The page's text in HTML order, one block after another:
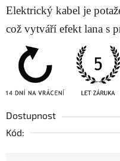
Elektrický kabel je
což vytváří efekt lana s
Dostupnost
Kód: